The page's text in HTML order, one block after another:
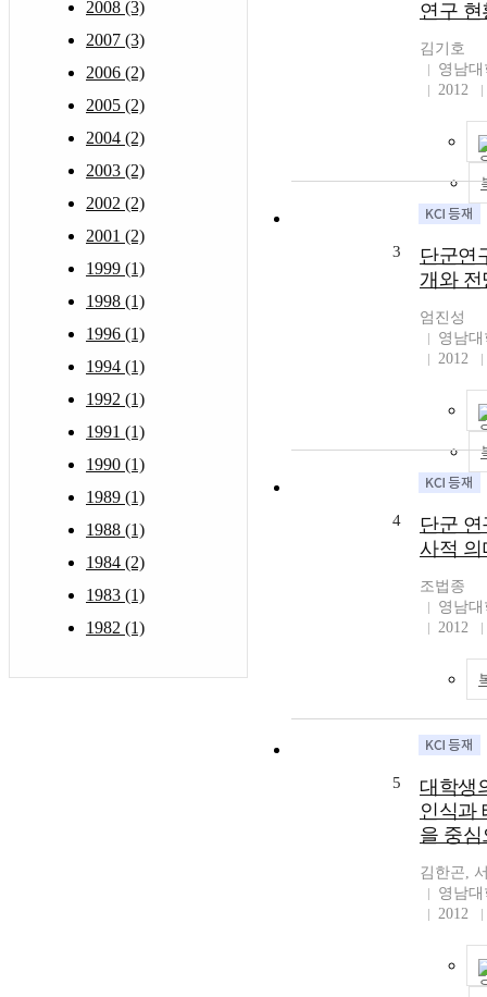
2008 (3)
2007 (3)
2006 (2)
2005 (2)
2004 (2)
2003 (2)
2002 (2)
2001 (2)
1999 (1)
1998 (1)
1996 (1)
1994 (1)
1992 (1)
1991 (1)
1990 (1)
1989 (1)
1988 (1)
1984 (2)
1983 (1)
1982 (1)
연구
김기호
영남
2012
3
단군연
개와 전
엄진성
영남
2012
4
단군
사적 의
조법종
영남
2012
5
대학생
인식과
을 중심
김한곤,
영남
2012